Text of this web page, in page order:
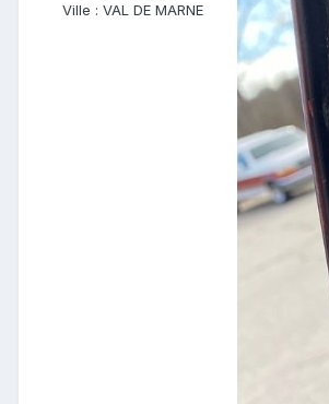
Ville : VAL DE MARNE